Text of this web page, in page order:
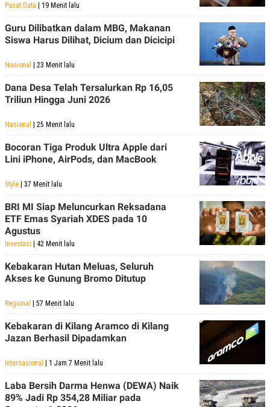
Pusat Data | 19 Menit lalu
Guru Dilibatkan dalam MBG, Makanan
Siswa Harus Dilihat, Dicium dan Dicicipi
Nasional | 23 Menit lalu
Dana Desa Telah Tersalurkan Rp 16,05
Triliun Hingga Juni 2026
Nasional | 25 Menit lalu
Bocoran Tiga Produk Ultra Apple dari
Lini iPhone, AirPods, dan MacBook
Style | 37 Menit lalu
BRI MI Siap Meluncurkan Reksadana
ETF Emas Syariah XDES pada 10
Agustus
Investasi | 42 Menit lalu
Kebakaran Hutan Meluas, Seluruh
Akses ke Gunung Bromo Ditutup
Regional | 57 Menit lalu
Kebakaran di Kilang Aramco di Kilang
Jazan Berhasil Dipadamkan
Internasional | 1 Jam 7 Menit lalu
Laba Bersih Darma Henwa (DEWA) Naik
89% Jadi Rp 354,28 Miliar pada